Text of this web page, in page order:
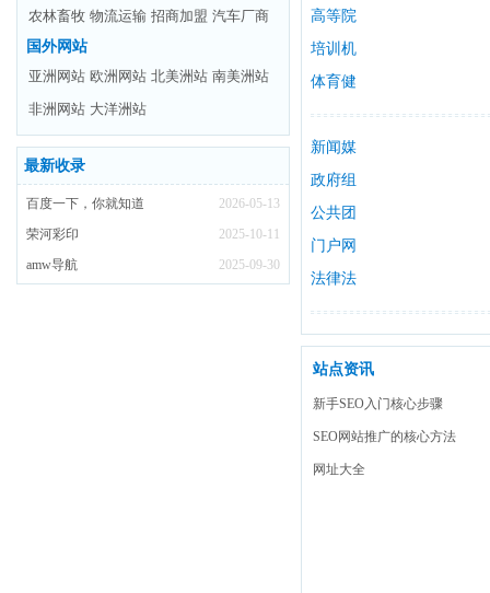
农林畜牧 物流运输 招商加盟 汽车厂商
国外网站
亚洲网站 欧洲网站 北美洲站 南美洲站
非洲网站 大洋洲站
最新收录
2026-05-13
百度一下，你就知道
2025-10-11
荣河彩印
2025-09-30
amw导航
索
高等院
校
培训机
构
体育健
身
新闻媒
体
政府组
织
公共团
体
门户网
站
法律法
规
站点资讯
新手SEO入门核心步骤
SEO网站推广的核心方法
网址大全